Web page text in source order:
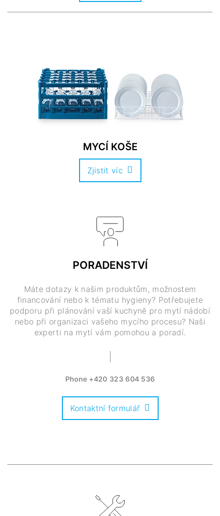
MYCÍ KOŠE
Zjistit víc
PORADENSTVÍ
Máte dotazy k našim produktům, možnostem
financování nebo k tématu hygieny? Potřebujete
podporu při plánování vaší kuchyně pro mytí nádobí
nebo při organizaci vašeho mycího procesu? Naši
experti na mytí vám pomohou a poradí.
Phone +420 323 604 536
Kontaktní formulář